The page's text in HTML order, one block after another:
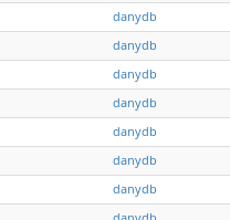
danydb
danydb
danydb
danydb
danydb
danydb
danydb